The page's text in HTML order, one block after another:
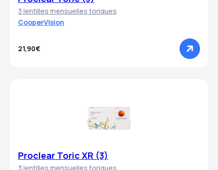
3 lentilles mensuelles toriques
CooperVision
21,90€
Proclear Toric XR (3)
3 lentilles mensuelles toriques